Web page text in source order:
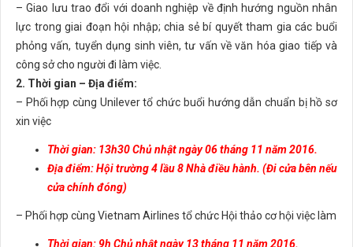
– Giao lưu trao đổi với doanh nghiệp về định hướng nguồn nhân
lực trong giai đoạn hội nhập; chia sẻ bí quyết tham gia các buổi
phỏng vấn, tuyển dụng sinh viên, tư vấn về văn hóa giao tiếp và
công sở cho người đi làm việc.
2. Thời gian – Địa điểm:
– Phối hợp cùng Unilever tổ chức buổi hướng dẫn chuẩn bị hồ sơ
xin việc
Thời gian: 13h30 Chủ nhật ngày 06 tháng 11 năm 2016.
Địa điểm: Hội trường 4 lầu 8 Nhà điều hành. (Đi cửa bên nếu
cửa chính đóng)
– Phối hợp cùng Vietnam Airlines tổ chức Hội thảo cơ hội việc làm
Thời gian: 9h Chủ nhật ngày 13 tháng 11 năm 2016.